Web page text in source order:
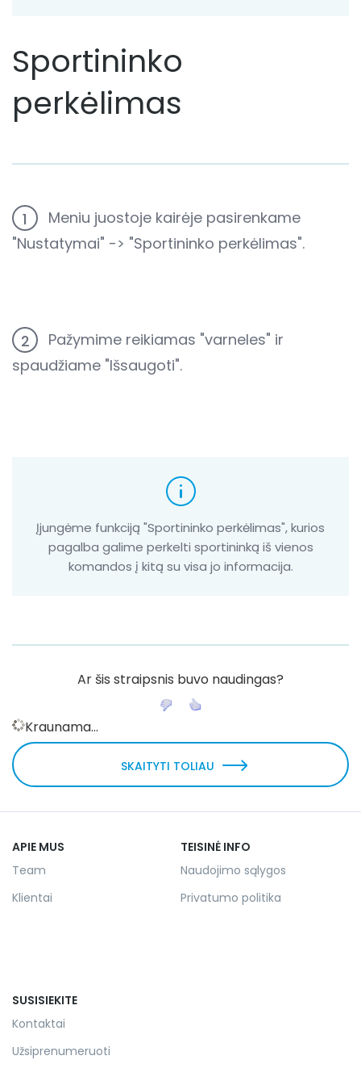
Sportininko
perkėlimas
1
Meniu juostoje kairėje pasirenkame
"Nustatymai" -> "Sportininko perkėlimas".
2
Pažymime reikiamas "varneles" ir
spaudžiame "Išsaugoti".
Įjungėme funkciją "Sportininko perkėlimas", kurios
pagalba galime perkelti sportininką iš vienos
komandos į kitą su visa jo informacija.
Ar šis straipsnis buvo naudingas?
Kraunama...
SKAITYTI TOLIAU
APIE MUS
Team
Klientai
TEISINĖ INFO
Naudojimo sąlygos
Privatumo politika
SUSISIEKITE
Kontaktai
Užsiprenumeruoti